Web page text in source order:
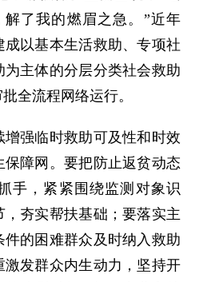
了我的燃眉之急。”近年
以基本生活救助、专项社
主体的分层分类社会救助
全流程网络运行。
强临时救助可及性和时效
障网。要把防止返贫动态
手，紧紧围绕监测对象识
夯实帮扶基础；要落实主
的困难群众及时纳入救助
发群众内生动力，坚持开